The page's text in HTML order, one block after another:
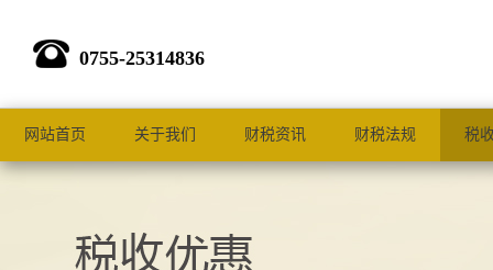
0755-25314836
网站首页 关于我们 财税资讯 财税法规 税